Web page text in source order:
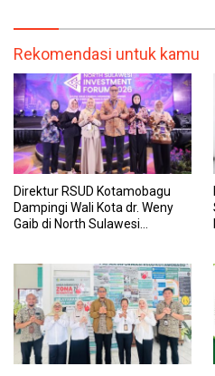
Rekomendasi untuk kamu
Direktur RSUD Kotamobagu
Dampingi Wali Kota dr. Weny
Gaib di North Sulawesi